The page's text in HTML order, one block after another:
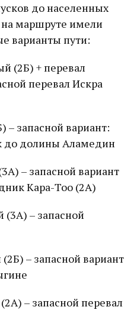
до населенных
на маршруте имели
варианты пути:
(2Б) + перевал
перевал Искра
запасной вариант:
до долины Аламедин
– запасной вариант
Кара-Тоо (2А)
– запасной
– запасной вариант
– запасной перевал